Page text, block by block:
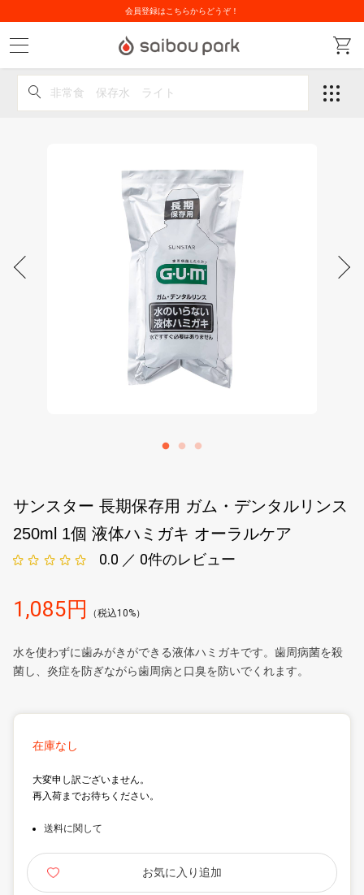
会員登録はこちらからどうぞ！
非常食 保存水 ライト
サンスター 長期保存用 ガム・デンタルリンス
250ml 1個 液体ハミガキ オーラルケア
0.0 ／ 0件のレビュー
1,085円 （税込10%）
水を使わずに歯みがきができる液体ハミガキです。歯周病菌を殺
菌し、炎症を防ぎながら歯周病と口臭を防いでくれます。
在庫なし
大変申し訳ございません。
再入荷までお待ちください。
送料に関して